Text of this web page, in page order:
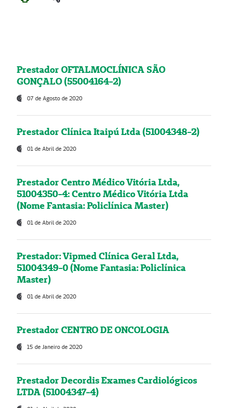
Prestador OFTALMOCLÍNICA SÃO
GONÇALO (55004164-2)
07 de Agosto de 2020
Prestador Clínica Itaipú Ltda (51004348-2)
01 de Abril de 2020
Prestador Centro Médico Vitória Ltda,
51004350-4: Centro Médico Vitória Ltda
(Nome Fantasia: Policlínica Master)
01 de Abril de 2020
Prestador: Vipmed Clínica Geral Ltda,
51004349-0 (Nome Fantasia: Policlínica
Master)
01 de Abril de 2020
Prestador CENTRO DE ONCOLOGIA
15 de Janeiro de 2020
Prestador Decordis Exames Cardiológicos
LTDA (51004347-4)